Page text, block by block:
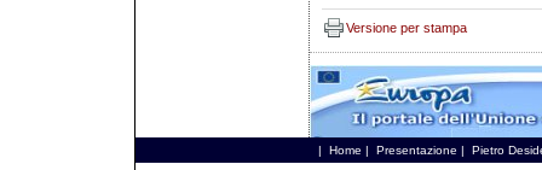
Versione per stampa
| Home | Presentazione |
Pietro